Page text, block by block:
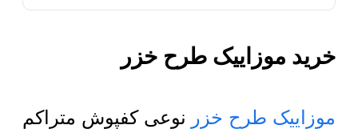
خرید موزاییک طرح خزر
موزاییک طرح خزر نوعی کفپوش متراکم